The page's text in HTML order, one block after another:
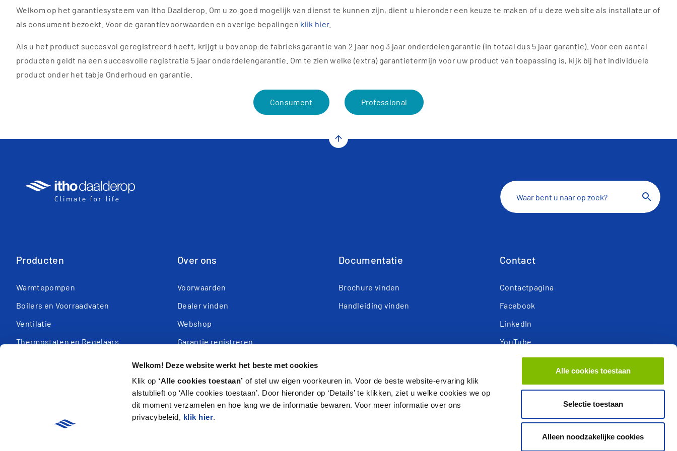
Welkom! Deze website werkt het beste met cookies
Klik op ‘Alle cookies toestaan’ of stel uw eigen voorkeuren in. Voor de beste website-ervaring klik
alstublieft op ‘Alle cookies toestaan’. Door hieronder op ‘Details’ te klikken, ziet u welke cookies we op
dit moment verzamelen en hoe lang we de informatie bewaren. Voor meer informatie over ons
privacybeleid, klik hier.
Alle cookies toestaan
Selectie toestaan
Alleen noodzakelijke cookies
Toggle Dropdown
Toggle Dropdown
Welkom op het garantiesysteem van Itho Daalderop. Om u zo goed mogelijk van dienst te kunnen zijn, dient u hieronder een keuze te maken of u deze website als installateur of
als consument bezoekt. Voor de garantievoorwaarden en overige bepalingen klik hier.
Als u het product succesvol geregistreerd heeft, krijgt u bovenop de fabrieksgarantie van 2 jaar nog 3 jaar onderdelengarantie (in totaal dus 5 jaar garantie). Voor een aantal
producten geldt na een succesvolle registratie 5 jaar onderdelengarantie. Om te zien welke (extra) garantietermijn voor uw product van toepassing is, kijk bij het individuele
product onder het tabje Onderhoud en garantie.
Consument Professional
arrow_upward
search
Producten
Warmtepompen
Boilers en Voorraadvaten
Ventilatie
Thermostaten en Regelaars
Over ons
Voorwaarden
Dealer vinden
Webshop
Garantie registreren
Documentatie
Brochure vinden
Handleiding vinden
Contact
Contactpagina
Facebook
LinkedIn
YouTube
Instagram